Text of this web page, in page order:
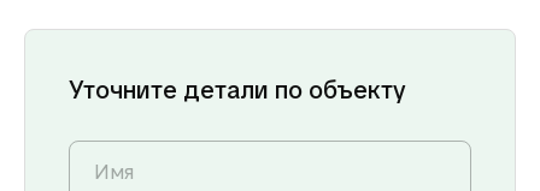
Уточните детали по объекту